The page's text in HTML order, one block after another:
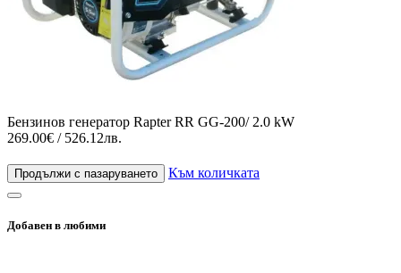
Бензинов генератор Rapter RR GG-200/ 2.0 kW
269.00€ / 526.12лв.
Продължи с пазаруването Към количката
Добавен в любими